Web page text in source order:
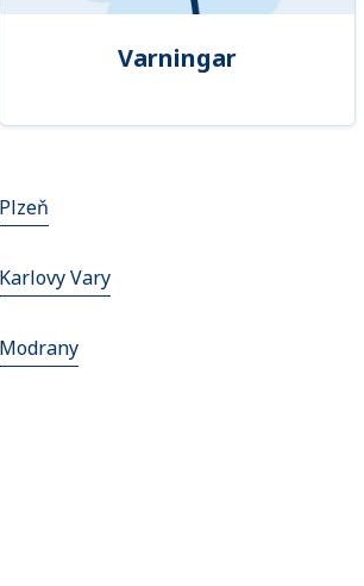
Varningar
Plzeň
Karlovy Vary
Modrany